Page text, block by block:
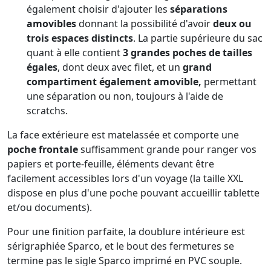
également choisir d'ajouter les séparations
amoviblesdonnant la possibilité d'avoirdeux ou
trois espaces distincts. La partie supérieure du sac
quant à elle contient3 grandes poches de tailles
égales, dont deux avec filet, et un grand
compartiment également amovible, permettant
une séparation ou non, toujours à l'aide de
scratchs.
La face extérieure est matelassée et comporte une
poche frontalesuffisamment grande pour ranger vos
papiers et porte-feuille, éléments devant être
facilement accessibles lors d'un voyage (la taille XXL
dispose en plus d'une poche pouvant accueillir tablette
et/ou documents).
Pour une finition parfaite, la doublure intérieure est
sérigraphiée Sparco, et le bout des fermetures se
termine pas le sigle Sparco imprimé en PVC souple.